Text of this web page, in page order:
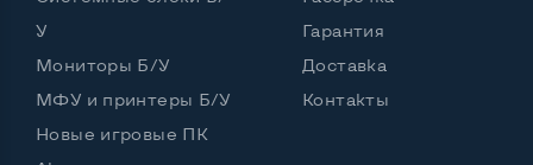
Разъем для микрофона и наушников
Да, спереди и сзади
У
Мониторы Б/У
МФУ и принтеры Б/У
Новые игровые ПК
Гарантия
Доставка
Контакты